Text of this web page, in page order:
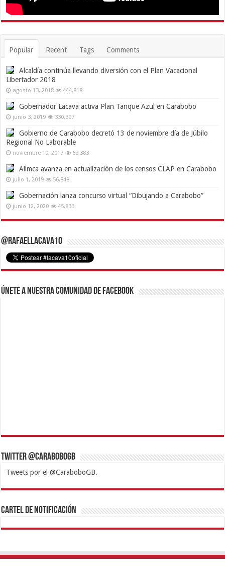
Popular Recent Tags Comments
Alcaldía continúa llevando diversión con el Plan Vacacional
Libertador 2018
agosto 13, 2018 444,818
Gobernador Lacava activa Plan Tanque Azul en Carabobo
junio 3, 2019 330,397
Gobierno de Carabobo decretó 13 de noviembre día de Júbilo
Regional No Laborable
noviembre 10, 2017 63,383
Alimca avanza en actualización de los censos CLAP en Carabobo
julio 1, 2019 56,848
Gobernación lanza concurso virtual “Dibujando a Carabobo”
junio 12, 2020 45,833
@RafaelLacava10
Únete a nuestra comunidad de Facebook
Twitter @CaraboboGB
Tweets por el @CaraboboGB.
1xbetBetturkeyBetistKralbetSupertotobetTipobetMatadorbetMariobet
https://mvbcasino.com/
Cartel de Notificación